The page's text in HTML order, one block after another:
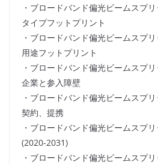
・ブロードバンド偏光ビームスプ
タイプフットプリント
・ブロードバンド偏光ビームスプ
用途フットプリント
・ブロードバンド偏光ビームスプ
企業と参入障壁
・ブロードバンド偏光ビームスプリ
契約、提携
・ブロードバンド偏光ビームスプ
(2020-2031)
・ブロードバンド偏光ビームスプ